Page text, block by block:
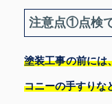
注意点①点検
塗装工事の前には
コニーの手すりな